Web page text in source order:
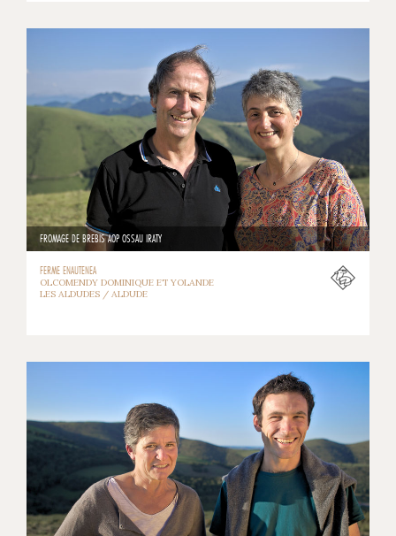
FROMAGE DE BREBIS AOP OSSAU IRATY
FERME ENAUTENEA
OLCOMENDY DOMINIQUE ET YOLANDE
LES ALDUDES / ALDUDE